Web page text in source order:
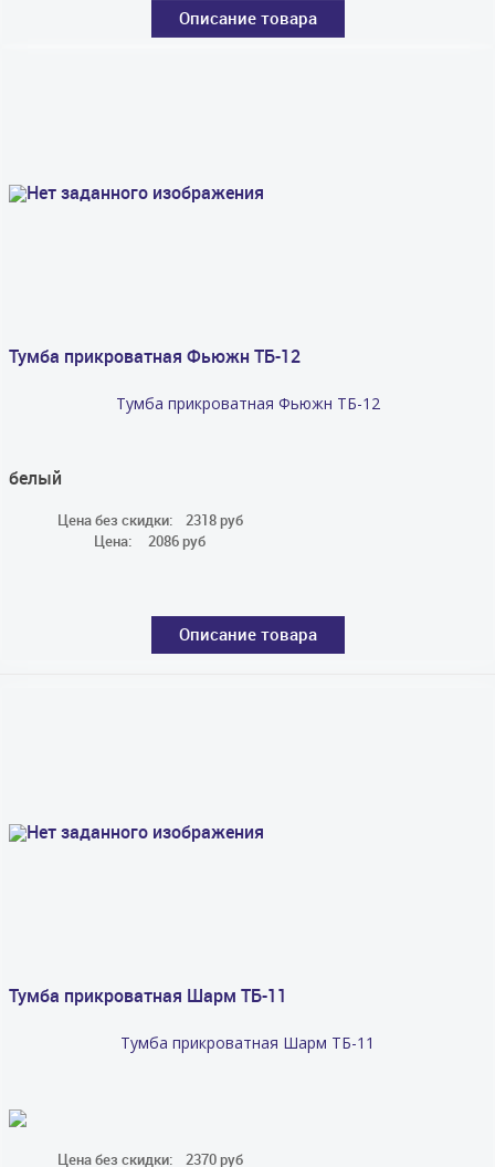
Описание товара
Тумба прикроватная Фьюжн ТБ-12
Тумба прикроватная Фьюжн ТБ-12
белый
Цена без скидки:
2318 руб
Цена:
2086 руб
Описание товара
Тумба прикроватная Шарм ТБ-11
Тумба прикроватная Шарм ТБ-11
Цена без скидки: 2370 руб